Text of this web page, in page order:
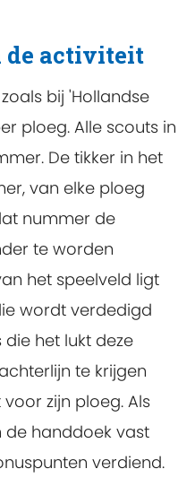
de activiteit
bij 'Hollandse
ploeg. Alle scouts in
De tikker in het
van elke ploeg
nummer de
te worden
het speelveld ligt
wordt verdedigd
het lukt deze
te krijgen
zijn ploeg. Als
handdoek vast
verdiend.